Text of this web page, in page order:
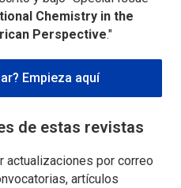
Chemistry in the
Perspective."
Empieza aquí
de estas revistas
actualizaciones por correo
artículos